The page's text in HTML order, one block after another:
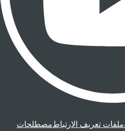
ملفات تعريف الارتباطمصطلحات